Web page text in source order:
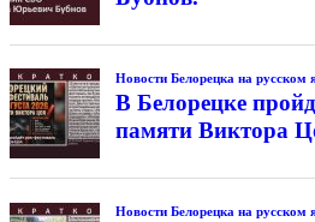
Новости Белорецка на русском
В Белорецке
памяти Виктора
Новости Белорецка на русском